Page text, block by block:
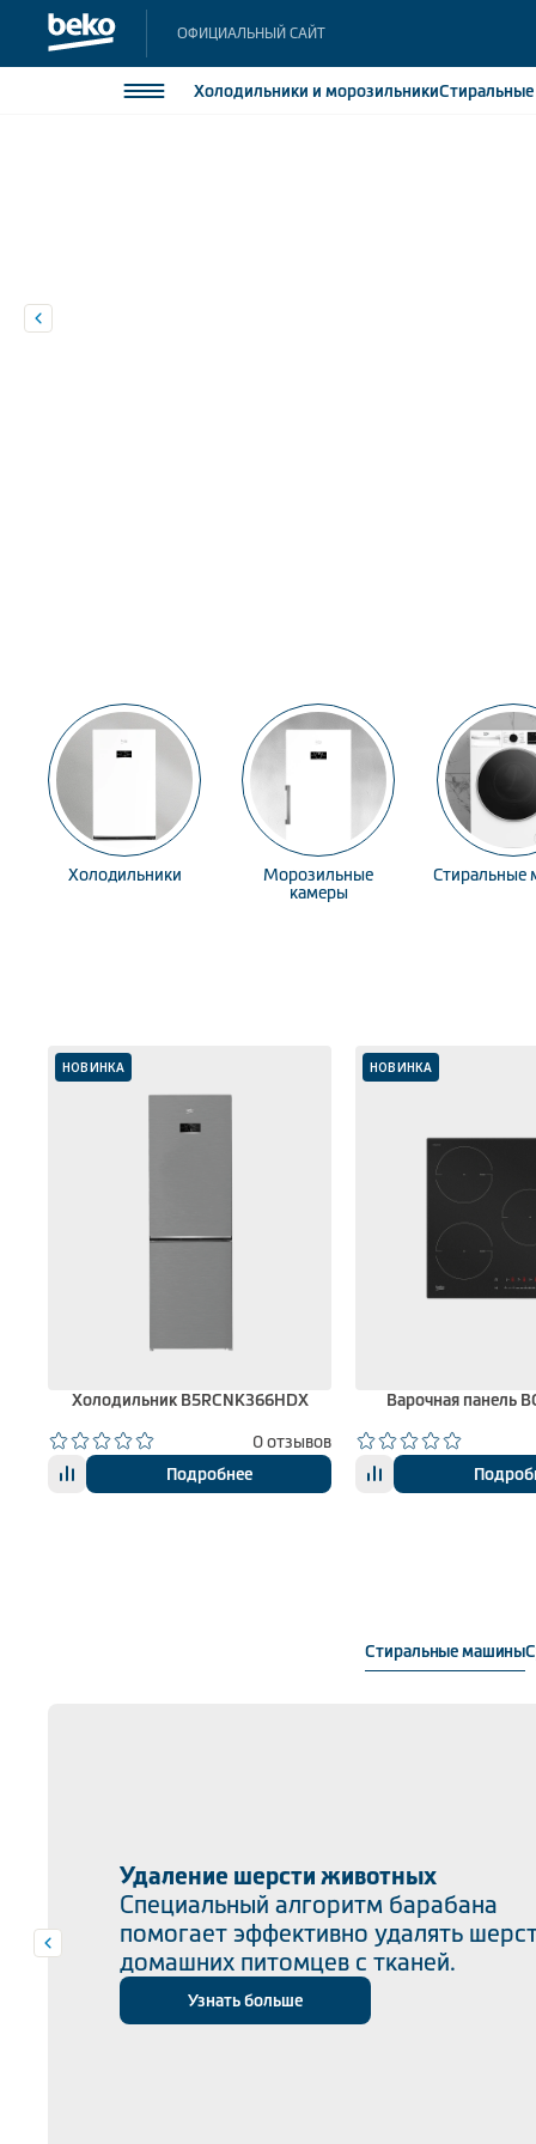
ОФИЦИАЛЬНЫЙ САЙТ
Холодильники и морозильникиСтиральные
Холодильники
Морозильные
камеры
Стиральные
НОВИНКА
Холодильник B5RCNK366HDX
0 отзывов
Подробнее
НОВИНКА
Варочная панель
Стиральные машины
Удаление шерсти животных
Специальный алгоритм барабана
помогает эффективно удалять
домашних питомцев с тканей.
Узнать больше